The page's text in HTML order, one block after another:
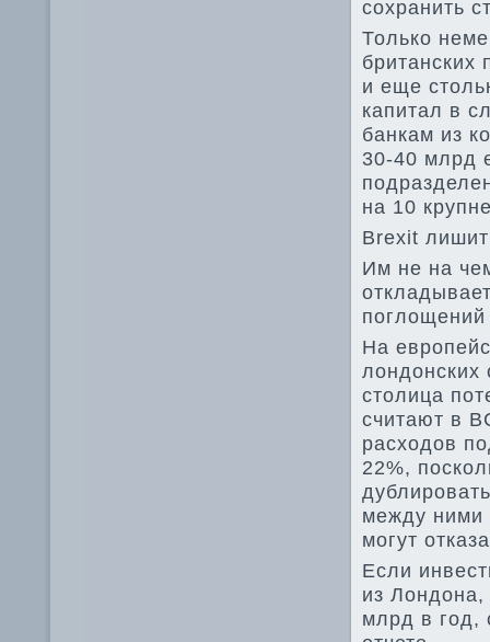
сохранить
Только
британских
и еще
капитал в
банкам из
30-40 млрд
на 10
Brexit лишит
Им не на
поглощений
На
лондонских
столица
считают в
расходов
22%,
между ними
могут
Если
из Лондона,
млрд в год,